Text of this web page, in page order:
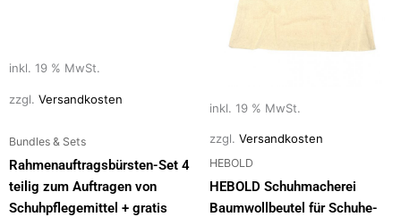
inkl. 19 % MwSt.
zzgl. Versandkosten
Bundles & Sets
Rahmenauftragsbürsten-Set 4
teilig zum Auftragen von
Schuhpflegemittel + gratis
inkl. 19 % MwSt.
zzgl. Versandkosten
HEBOLD
HEBOLD Schuhmacherei
Baumwollbeutel für Schuhe-